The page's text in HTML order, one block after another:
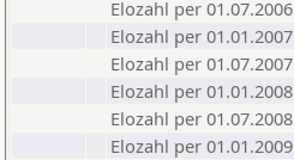
Elozahl per 01.07.2006
Elozahl per 01.01.2007
Elozahl per 01.07.2007
Elozahl per 01.01.2008
Elozahl per 01.07.2008
Elozahl per 01.01.2009